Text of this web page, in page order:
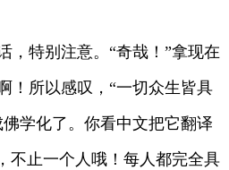
，特别注意。“奇哉！”拿现在
！所以感叹，“一切众生皆具
学化了。你看中文把它翻译
不止一个人哦！每人都完全具